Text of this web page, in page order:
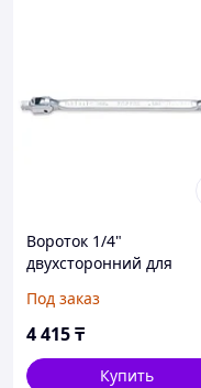
Вороток 1/4"
двухсторонний для
(TOPTUL) (AREA0808)
Под заказ
4 415₸
Купить